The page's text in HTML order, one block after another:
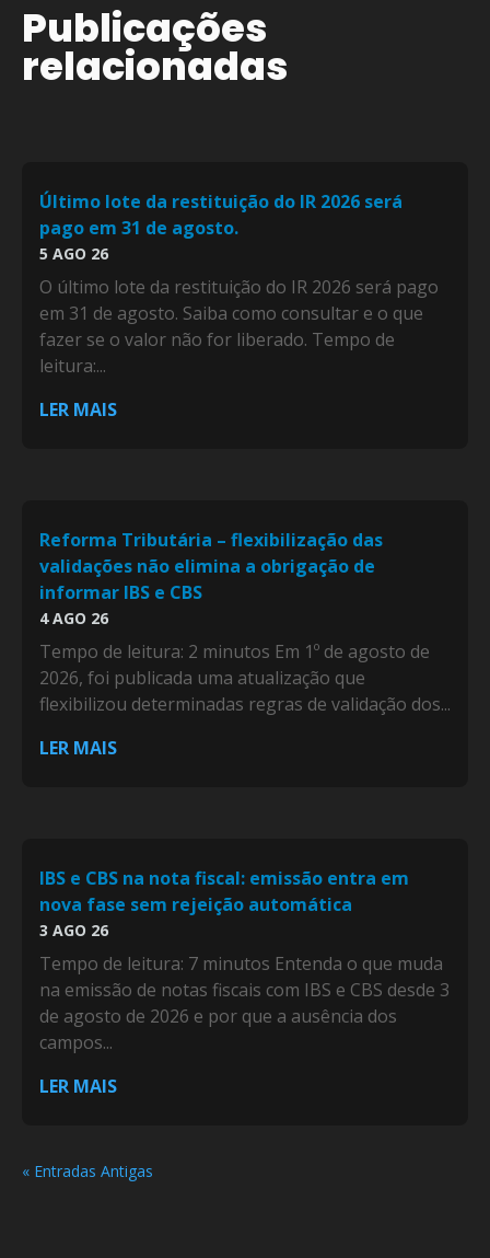
Publicações
relacionadas
Último lote da restituição do IR 2026 será
pago em 31 de agosto.
5 AGO 26
O último lote da restituição do IR 2026 será pago
em 31 de agosto. Saiba como consultar e o que
fazer se o valor não for liberado. Tempo de
leitura:...
LER MAIS
Reforma Tributária – flexibilização das
validações não elimina a obrigação de
informar IBS e CBS
4 AGO 26
Tempo de leitura: 2 minutos Em 1º de agosto de
2026, foi publicada uma atualização que
flexibilizou determinadas regras de validação dos...
LER MAIS
IBS e CBS na nota fiscal: emissão entra em
nova fase sem rejeição automática
3 AGO 26
Tempo de leitura: 7 minutos Entenda o que muda
na emissão de notas fiscais com IBS e CBS desde 3
de agosto de 2026 e por que a ausência dos
campos...
LER MAIS
« Entradas Antigas